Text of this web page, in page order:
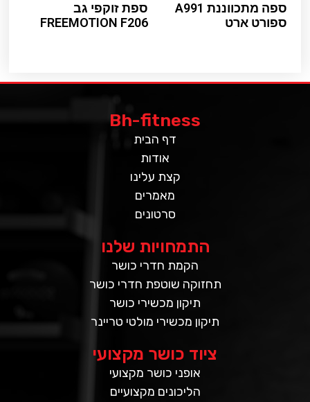
ספה מתכווננת A991
ספורט ארט
ספת זוקפי גב
FREEMOTION F206
Bh-fitness
דף הבית
אודות
קצת עלינו
מאמרים
סרטונים
התמחויות שלנו
הקמת חדרי כושר
תחזוקה שוטפת חדרי כושר
תיקון מכשירי כושר
תיקון מכשירי מולטי טריינר
ציוד כושר מקצועי
אופני כושר מקצועי
הליכונים מקצועיים